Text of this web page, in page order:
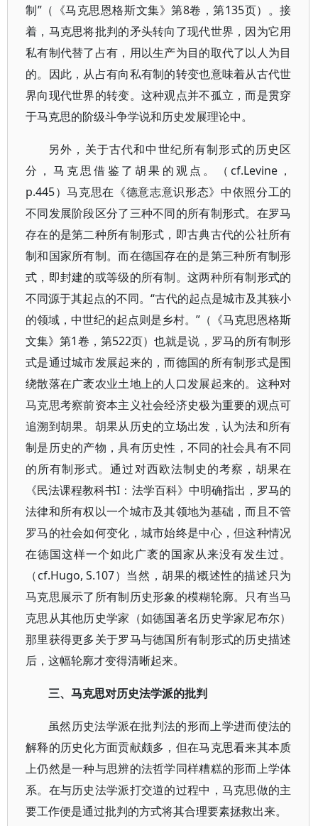
制”（《马克思恩格斯文集》第8卷，第135页）。接
着，马克思将批判的矛头转向了现代世界，因为它用
私有制代替了占有，用以生产为目的取代了以人为目
的。因此，从占有向私有制的转变也意味着从古代世
界向现代世界的转变。这种观点并不孤立，而是贯穿
于马克思的阶级斗争学说和历史发展理论中。
另外，关于古代和中世纪所有制形式的历史区
分，马克思借鉴了胡果的观点。（cf.Levine，
p.445）马克思在《德意志意识形态》中依照分工的
不同发展阶段区分了三种不同的所有制形式。在罗马
存在的是第二种所有制形式，即古典古代的公社所有
制和国家所有制。而在德国存在的是第三种所有制形
式，即封建的或等级的所有制。这两种所有制形式的
不同源于其起点的不同。“古代的起点是城市及其狭小
的领域，中世纪的起点则是乡村。”（《马克思恩格斯
文集》第1卷，第522页）也就是说，罗马的所有制形
式是通过城市发展起来的，而德国的所有制形式是围
绕散落在广袤农业土地上的人口发展起来的。这种对
马克思考察前资本主义社会经济史极为重要的观点可
追溯到胡果。胡果从历史的立场出发，认为法和所有
制是历史的产物，具有历史性，不同的社会具有不同
的所有制形式。通过对西欧法制史的考察，胡果在
《民法课程教科书I：法学百科》中明确指出，罗马的
法律和所有权以一个城市及其领地为基础，而且不管
罗马的社会如何变化，城市始终是中心，但这种情况
在德国这样一个如此广袤的国家从来没有发生过。
（cf.Hugo, S.107）当然，胡果的概述性的描述只为
马克思展示了所有制历史形象的模糊轮廓。只有当马
克思从其他历史学家（如德国著名历史学家尼布尔）
那里获得更多关于罗马与德国所有制形式的历史描述
后，这幅轮廓才变得清晰起来。
三、马克思对历史法学派的批判
虽然历史法学派在批判法的形而上学进而使法的
解释的历史化方面贡献颇多，但在马克思看来其本质
上仍然是一种与思辨的法哲学同样糟糕的形而上学体
系。在与历史法学派打交道的过程中，马克思做的主
要工作便是通过批判的方式将其合理要素拯救出来。